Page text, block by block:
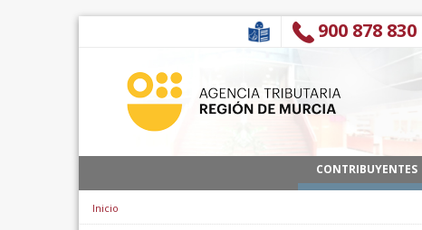
900 878 830
CONTRIBUYENTES
Inicio